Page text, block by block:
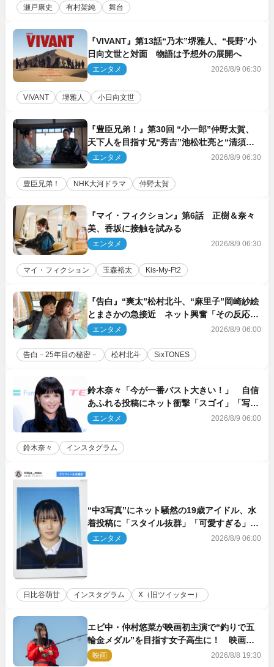
瀬戸康史 有村架純 舞台
『VIVANT』第13話“乃木”堺雅人、“長野”小
日向文世と対面 物語は予想外の展開へ
エンタメ 2026/8/9 06:30
VIVANT 堺雅人 小日向文世
『豊臣兄弟！』第30回 “小一郎”仲野太賀、
天下人を目指す兄“秀吉”池松壮亮と“清須会
議”へ
エンタメ 2026/8/9 06:30
豊臣兄弟！ NHK大河ドラマ 仲野太賀
『マイ・フィクション』第6話 正樹＆奈々
美、香坂に接触を試みる
エンタメ 2026/8/9 06:30
マイ・フィクション 玉森裕太 Kis‐My‐Ft2
『告白』“爽太”松村北斗、“麻里子”岡崎紗絵
とまさかの急接近 ネット興奮「その反応
は」「いいの!?」（ネタバレあり）
エンタメ 2026/8/9 06:00
告白－25年目の秘密－ 松村北斗 SixTONES
鈴木奈々「今が一番バスト大きい！」 自信
あふれる投稿にネット衝撃「スゴイ」「写真
集を出して欲しい」
エンタメ 2026/8/9 06:00
鈴木奈々 インスタグラム
“中3写真”にネット騒然の19歳アイドル、水
着投稿に「スタイル抜群」「可愛すぎる」と
絶賛の声
エンタメ 2026/8/9 06:00
日比谷萌甘 インスタグラム X（旧ツイッター）
エビ中・仲村悠菜が映画初主演で“釣りで五
輪金メダル”を目指す女子高生に！ 映画
『つりこまち』今秋公開
映画 2026/8/8 19:30